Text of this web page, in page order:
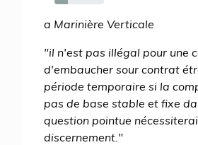
27%
a Marinière Verticale
"il n'est pas illégal pour une
d'embaucher sour contrat
période temporaire si la
pas de base stable et fixe
question pointue
discernement."